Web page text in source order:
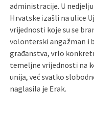
administracije. U
Hrvatske izašli na ulice
vrijednosti koje su se
volonterski angažman i
građanstva, vrlo
temeljne vrijednosti na
unija, već svatko
naglasila je Erak.